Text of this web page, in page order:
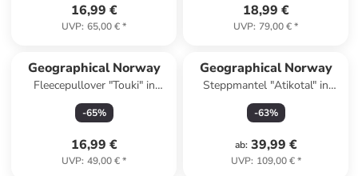
16,99 €
UVP: 65,00 €*
18,99 €
UVP: 79,00 €*
Geographical Norway
Fleecepullover "Touki" in
Creme/ Dunkelblau
-65%
16,99 €
UVP: 49,00 €*
Geographical Norway
Steppmantel "Atikotal" in
Grün
-63%
ab: 39,99 €
UVP: 109,00 €*